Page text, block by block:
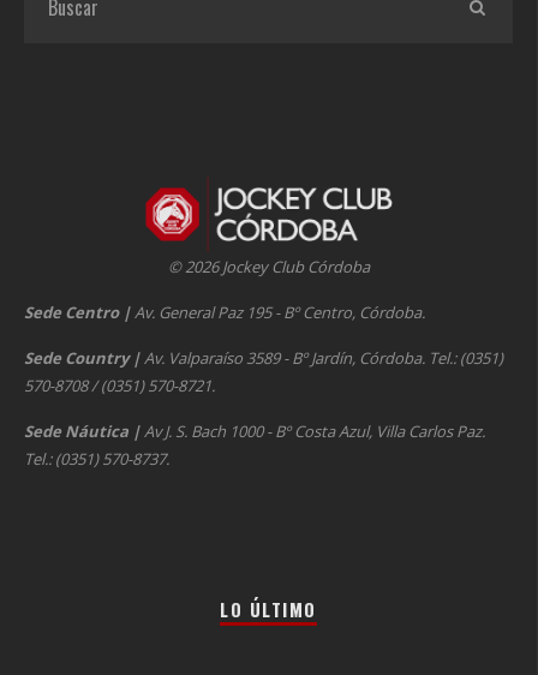
© 2026 Jockey Club Córdoba
Sede Centro |Av. General Paz 195 - Bº Centro, Córdoba.
Sede Country |Av. Valparaíso 3589 - Bº Jardín, Córdoba. Tel.: (0351)
570-8708 / (0351) 570-8721.
Sede Náutica |Av J. S. Bach 1000 - Bº Costa Azul, Villa Carlos Paz.
Tel.: (0351) 570-8737.
LO ÚLTIMO